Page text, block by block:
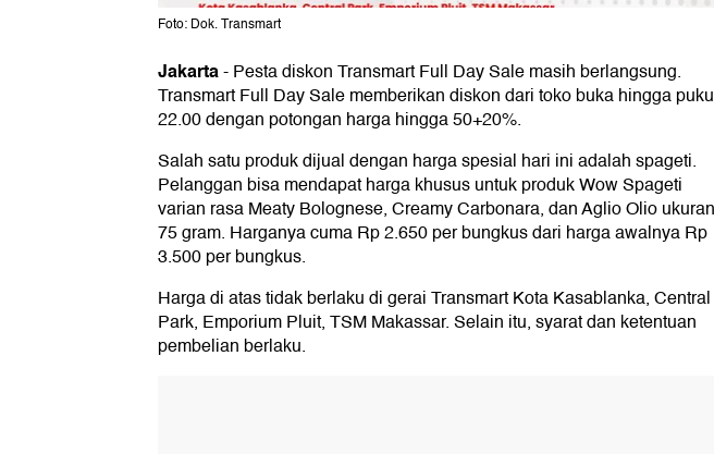
Foto: Dok. Transmart
Jakarta-Pesta diskon Transmart Full Day Sale masih berlangsung.
Transmart Full Day Sale memberikan diskon dari toko buka hingga
22.00 dengan potongan harga hingga 50+20%.
Salah satu produk dijual dengan harga spesial hari ini adalah spageti.
Pelanggan bisa mendapat harga khusus untuk produk Wow Spageti
varian rasa Meaty Bolognese, Creamy Carbonara, dan Aglio Olio ukuran
75 gram. Harganya cuma Rp 2.650 per bungkus dari harga awalnya Rp
3.500 per bungkus.
Harga di atas tidak berlaku di gerai Transmart Kota Kasablanka, Central
Park, Emporium Pluit, TSM Makassar. Selain itu, syarat dan ketentuan
pembelian berlaku.